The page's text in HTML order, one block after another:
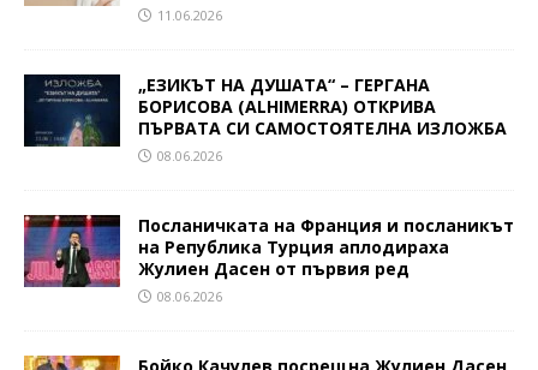
11.06.2026
„ЕЗИКЪТ НА ДУШАТА“ – ГЕРГАНА
БОРИСОВА (ALHIMERRA) ОТКРИВА
ПЪРВАТА СИ САМОСТОЯТЕЛНА ИЗЛОЖБА
08.06.2026
Посланичката на Франция и посланикът
на Република Турция аплодираха
Жулиен Дасен от първия ред
08.06.2026